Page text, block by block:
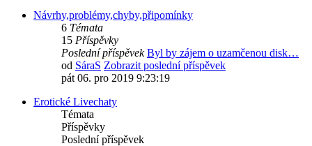
Návrhy,problémy,chyby,připomínky
6 Témata
15 Příspěvky
Poslední příspěvek Byl by zájem o uzamčenou disk…
od SáraS Zobrazit poslední příspěvek
pát 06. pro 2019 9:23:19
Erotické Livechaty
Témata
Příspěvky
Poslední příspěvek